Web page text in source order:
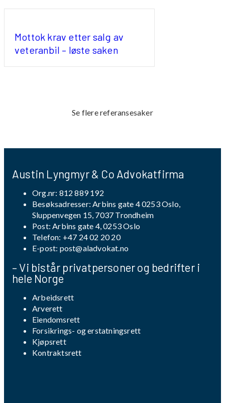
Mottok krav etter salg av
veteranbil – løste saken
Se flere referansesaker
Austin Lyngmyr & Co Advokatfirma
Org.nr: 812 889 192
Besøksadresser: Arbins gate 4 0253 Oslo,
Sluppenvegen 15, 7037 Trondheim
Post: Arbins gate 4, 0253 Oslo
Telefon: +47 24 02 20 20
E-post: post@aladvokat.no
– Vi bistår privatpersoner og bedrifter i
hele Norge
Arbeidsrett
Arverett
Eiendomsrett
Forsikrings- og erstatningsrett
Kjøpsrett
Kontraktsrett